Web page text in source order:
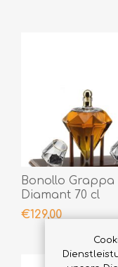
Bonollo Grappa
Diamant 70 cl
€129,00